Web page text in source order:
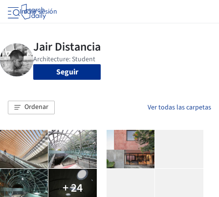
Iniciar sesión
Seguir
Ordenar Ver todas las carpetas
+ 24